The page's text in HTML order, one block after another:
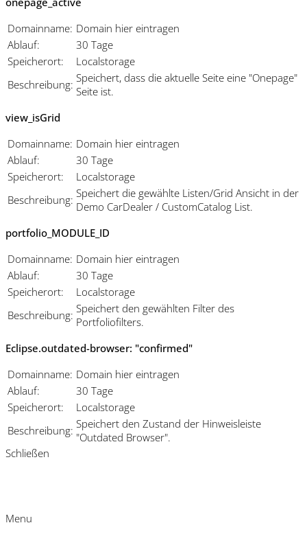
Domainname: Domain hier eintragen
Ablauf:
30 Tage
Speicherort:
Localstorage
Beschreibung: Speichert, dass die aktuelle Seite eine "Onepage"
Seite ist.
view_isGrid
Domainname: Domain hier eintragen
Ablauf:
30 Tage
Speicherort:
Localstorage
Beschreibung: Speichert die gewählte Listen/Grid Ansicht in der
Demo CarDealer / CustomCatalog List.
portfolio_MODULE_ID
Domainname: Domain hier eintragen
Ablauf:
30 Tage
Speicherort:
Localstorage
Beschreibung: Speichert den gewählten Filter des
Portfoliofilters.
Eclipse.outdated-browser: "confirmed"
Domainname: Domain hier eintragen
Ablauf:
30 Tage
Speicherort:
Localstorage
Beschreibung: Speichert den Zustand der Hinweisleiste
"Outdated Browser".
Schließen
Menu